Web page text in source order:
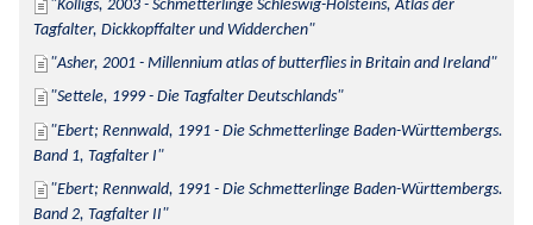
Kolligs, 2003 - Schmetterlinge Schleswig-Holsteins, Atlas der
Tagfalter, Dickkopffalter und Widderchen
Asher, 2001 - Millennium atlas of butterflies in Britain and Ireland
Settele, 1999 - Die Tagfalter Deutschlands
Ebert; Rennwald, 1991 - Die Schmetterlinge Baden-Württembergs.
Band 1, Tagfalter I
Ebert; Rennwald, 1991 - Die Schmetterlinge Baden-Württembergs.
Band 2, Tagfalter II